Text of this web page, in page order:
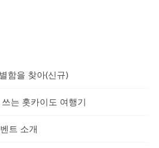
함을 찾아(신규)
는 홋카이도 여행기
트 소개